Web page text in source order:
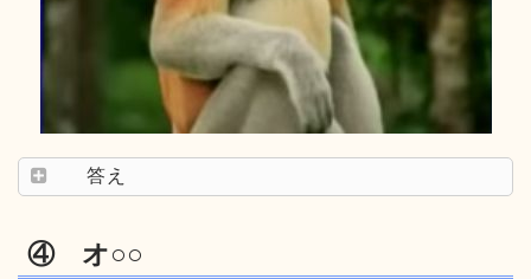
答え
④ オ○○